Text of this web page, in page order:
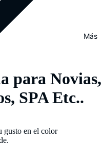
Más
para Novias,
SPA Etc..
gusto en el color